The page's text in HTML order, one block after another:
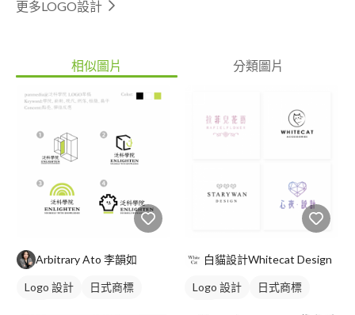
更多LOGO設計
相似圖片 分類圖片
Arbitrary Ato 李韻如
Logo 設計
日式商標
白貓設計Whitecat Design
Logo 設計
日式商標